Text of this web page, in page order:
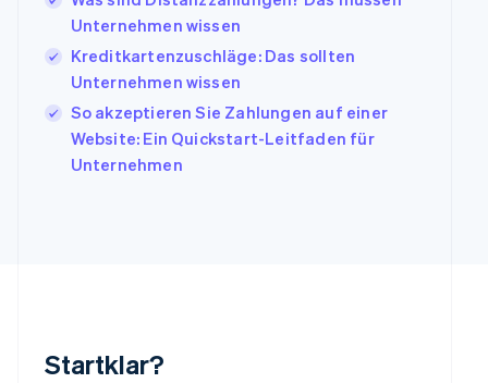
Unternehmen wissen
Kreditkartenzuschläge: Das sollten
Unternehmen wissen
So akzeptieren Sie Zahlungen auf einer
Website: Ein Quickstart-Leitfaden für
Unternehmen
Startklar?
Kanada
EnglishFrançais
Kroatien
Lettland
English
Liechtenstein
English